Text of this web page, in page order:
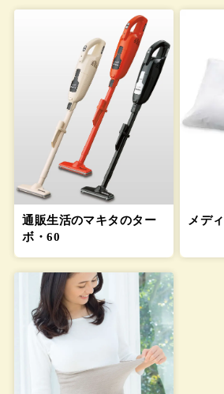
通販生活のマキタのター
ボ・60
メデ